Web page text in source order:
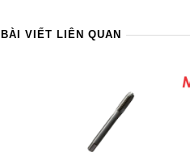
BÀI VIẾT LIÊN QUAN